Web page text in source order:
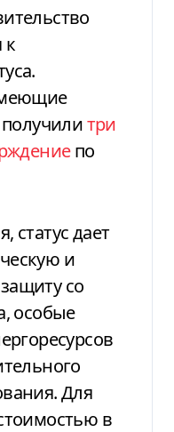
к
получилитри
по
статус дает
и
со
особые
Для
в